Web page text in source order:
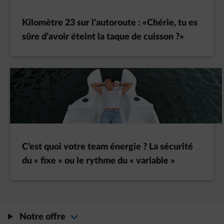
Kilomètre 23 sur l’autoroute : «Chérie, tu es
sûre d’avoir éteint la taque de cuisson ?»
C’est quoi votre team énergie ? La sécurité
du « fixe » ou le rythme du « variable »
Notre offre